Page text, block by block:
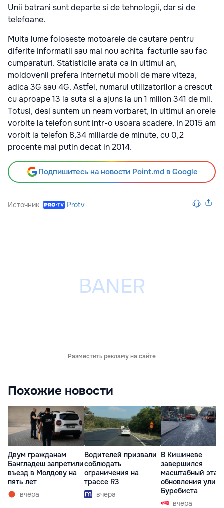
Unii batrani sunt departe si de tehnologii, dar si de
telefoane.
Multa lume foloseste motoarele de cautare pentru
diferite informatii sau mai nou achita facturile sau fac
cumparaturi. Statisticile arata ca in ultimul an,
moldovenii prefera internetul mobil de mare viteza,
adica 3G sau 4G. Astfel, numarul utilizatorilor a crescut
cu aproape 13 la suta si a ajuns la un 1 milion 341 de mii.
Totusi, desi suntem un neam vorbaret, in ultimul an orele
vorbite la telefon sunt intr-o usoara scadere. In 2015 am
vorbit la telefon 8,34 miliarde de minute, cu 0,2
procente mai putin decat in 2014.
Подпишитесь на новости Point.md в Google
Источник Protv
Разместить рекламу на сайте
Похожие новости
Двум гражданам
Бангладеш запретили
въезд в Молдову на
пять лет
вчера
Водителей призвали
соблюдать
ограничения на
трассе R3
вчера
В Кишиневе
завершился
масштабный этап
обновления
Буребиста
вчера